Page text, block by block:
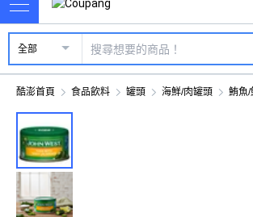
全部
酷澎首頁 食品飲料 罐頭 海鮮/肉罐頭 鮪魚/